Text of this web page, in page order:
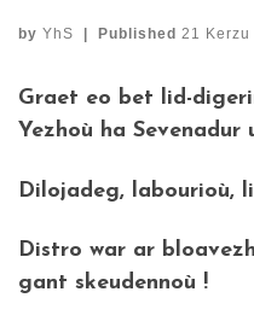
by YhS Published 21 Kerzu
Graet eo bet lid-
Yezhoù ha
Dilojadeg, labourioù,
Distro war ar
gant skeudennoù !